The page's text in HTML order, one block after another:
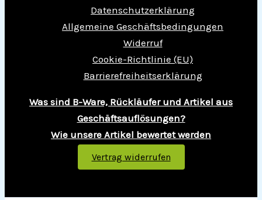
Datenschutzerklärung
Allgemeine Geschäftsbedingungen
Widerruf
Cookie-Richtlinie (EU)
Barrierefreiheitserklärung
Was sind B-Ware, Rückläufer und Artikel aus
Geschäftsauflösungen?
Wie unsere Artikel bewertet werden
Vertrag widerrufen